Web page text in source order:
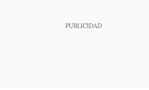
PUBLICIDAD